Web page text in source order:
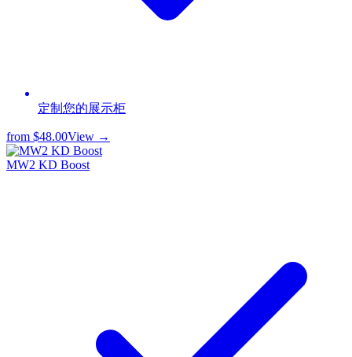
定制您的展示柜
from $48.00View →
MW2 KD Boost